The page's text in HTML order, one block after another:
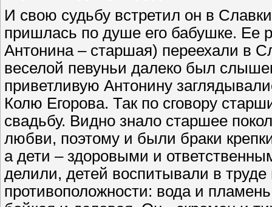
И свою судьбу встретил он в
пришлась по душе его бабушке. Ее
Антонина – старшая) переехали в
веселой певуньи далеко был
приветливую Антонину
Колю Егорова. Так по сговору
свадьбу. Видно знало старшее
любви, поэтому и были браки
а дети – здоровыми и
делили, детей воспитывали в
противоположности: вода и